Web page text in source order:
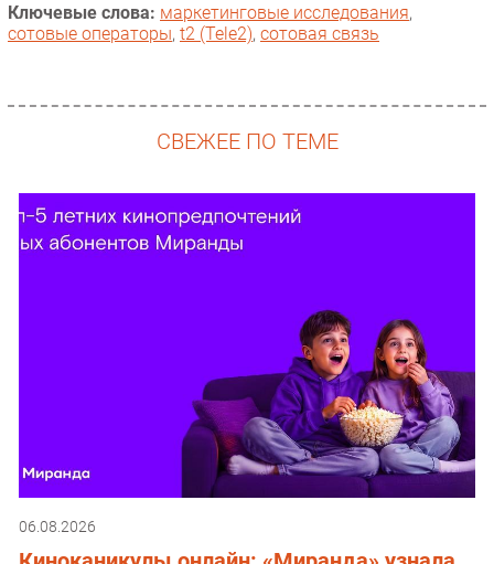
Ключевые слова: маркетинговые исследования,
сотовые операторы, t2 (Tele2), сотовая связь
СВЕЖЕЕ ПО ТЕМЕ
06.08.2026